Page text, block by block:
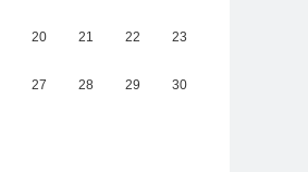
20 21 22 23
27 28 29 30